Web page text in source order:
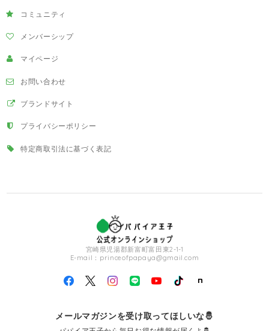
コミュニティ
メンバーシップ
マイページ
お問い合わせ
ブランドサイト
プライバシーポリシー
特定商取引法に基づく表記
宮崎県児湯郡新富町富田東2-1-1
E-mail： princeofpapaya@gmail.com
メールマガジンを受け取ってほしいな🤴